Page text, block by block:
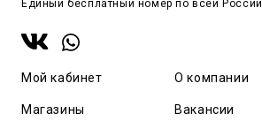
Единый бесплатный номер по всей России
Мой кабинет
Магазины
О компании
Вакансии